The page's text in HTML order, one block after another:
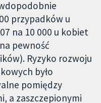
przypadków u
na 10 000 u kobiet
pewność
Ryzyko rozwoju
było
pomiędzy
a zaszczepionymi